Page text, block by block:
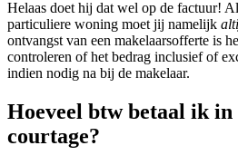
Helaas doet hij dat wel op de factuur!
particuliere woning moet jij namelijk
ontvangst van een makelaarsofferte is
controleren of het bedrag inclusief of
indien nodig na bij de makelaar.
Hoeveel btw betaal ik in
courtage?